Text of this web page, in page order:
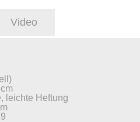
Video
leichte Heftung